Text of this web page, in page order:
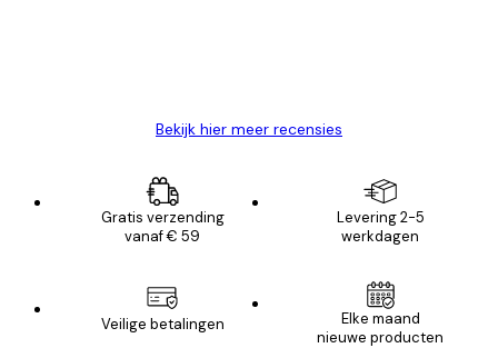
Bekijk hier meer recensies
Gratis verzending
vanaf € 59
Levering 2-5
werkdagen
Veilige betalingen
Elke maand
nieuwe producten